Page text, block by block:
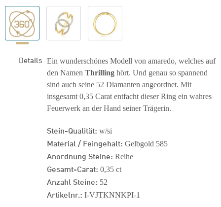
Details Ein wunderschönes Modell von amaredo, welches auf
den Namen Thrilling hört. Und genau so spannend
sind auch seine 52 Diamanten angeordnet. Mit
insgesamt 0,35 Carat entfacht dieser Ring ein wahres
Feuerwerk an der Hand seiner Trägerin.
Stein-Qualität: w/si
Material / Feingehalt: Gelbgold 585
Anordnung Steine: Reihe
Gesamt-Carat: 0,35 ct
Anzahl Steine: 52
Artikelnr.: I-VJTKNNKPI-1